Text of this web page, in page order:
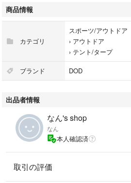
├テント壁部分：150Dポリエステル（PUコ
├フロア：300Dポリエステル（PUコーティ
●最低耐水圧:
├テント屋根部分：350mm
├テント壁部分：3000mm
└フロア：5000mm
●付属品:ペグ×22本、ロープ×8本(テントに
商品情報
カテゴリ
スポーツ/アウトドア
› アウトドア
› テント/タープ
ブランド DOD
出品者情報
なん's shop
なん
本人確認済
取引の評価